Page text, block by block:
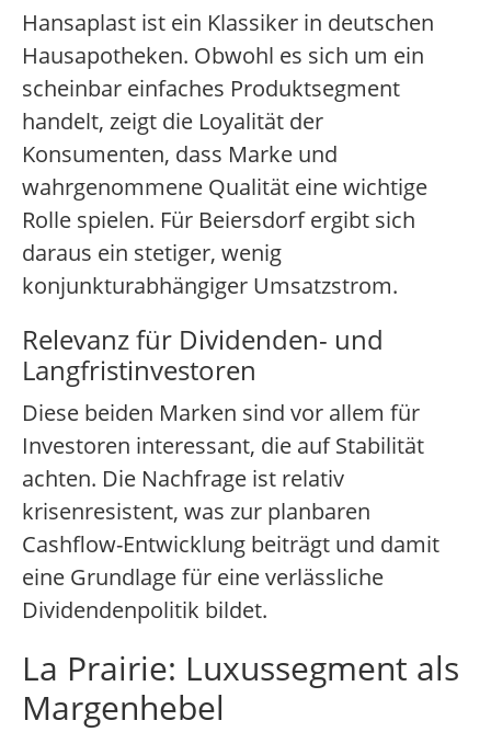
Hansaplast ist ein Klassiker in deutschen
Hausapotheken. Obwohl es sich um ein
scheinbar einfaches Produktsegment
handelt, zeigt die Loyalität der
Konsumenten, dass Marke und
wahrgenommene Qualität eine wichtige
Rolle spielen. Für Beiersdorf ergibt sich
daraus ein stetiger, wenig
konjunkturabhängiger Umsatzstrom.
Relevanz für Dividenden- und
Langfristinvestoren
Diese beiden Marken sind vor allem für
Investoren interessant, die auf Stabilität
achten. Die Nachfrage ist relativ
krisenresistent, was zur planbaren
Cashflow-Entwicklung beiträgt und damit
eine Grundlage für eine verlässliche
Dividendenpolitik bildet.
La Prairie: Luxussegment als
Margenhebel